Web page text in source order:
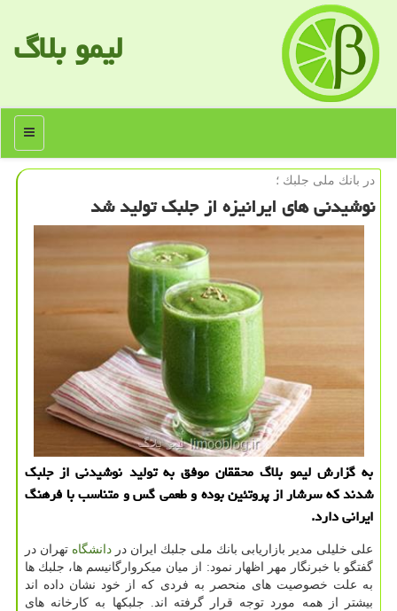
لیمو بلاگ
منو
در بانك ملی جلبك ؛
نوشیدنی های ایرانیزه از جلبك تولید شد
به گزارش لیمو بلاگ محققان موفق به تولید نوشیدنی از جلبك
شدند كه سرشار از پروتئین بوده و طعمی گس و متناسب با فرهنگ
ایرانی دارد.
علی خلیلی مدیر بازاریابی بانك ملی جلبك ایران در دانشگاه تهران در
گفتگو با خبرنگار مهر اظهار نمود: از میان میكروارگانیسم ها، جلبك ها
به علت خصوصیت های منحصر به فردی كه از خود نشان داده اند
بیشتر از همه مورد توجه قرار گرفته اند. جلبكها به كارخانه های